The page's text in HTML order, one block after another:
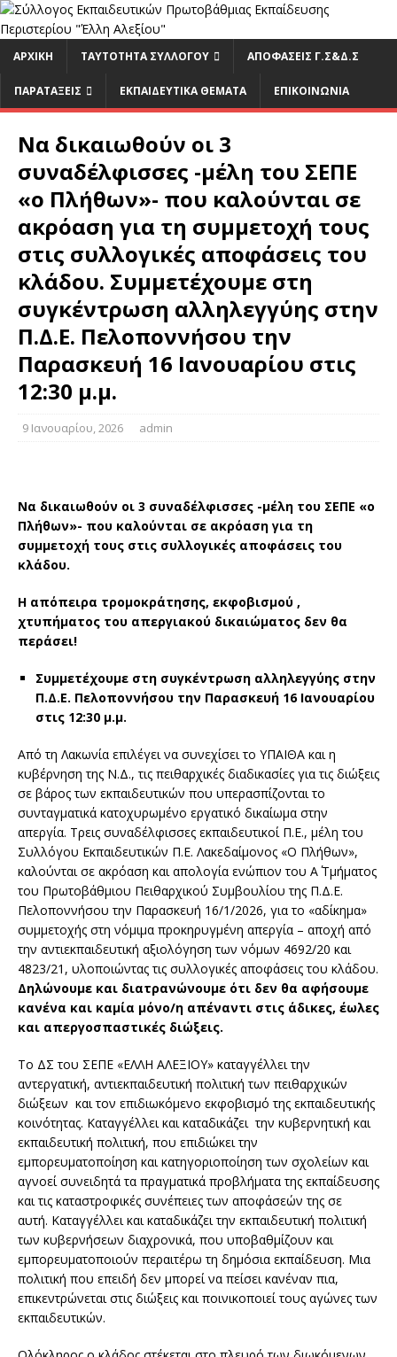
ΑΡΧΙΚΉ ΤΑΥΤΟΤΗΤΑ ΣΥΛΛΟΓΟΥ ΑΠΟΦΑΣΕΙΣ Γ.Σ&Δ.Σ
ΠΑΡΑΤΑΞΕΙΣ ΕΚΠΑΙΔΕΥΤΙΚΆ ΘΈΜΑΤΑ ΕΠΙΚΟΙΝΩΝΊΑ
Να δικαιωθούν οι 3
συναδέλφισσες -μέλη του ΣΕΠΕ
«ο Πλήθων»- που καλούνται σε
ακρόαση για τη συμμετοχή τους
στις συλλογικές αποφάσεις του
κλάδου. Συμμετέχουμε στη
συγκέντρωση αλληλεγγύης στην
Π.Δ.Ε. Πελοποννήσου την
Παρασκευή 16 Ιανουαρίου στις
12:30 μ.μ.
9 Ιανουαρίου, 2026 admin
Να δικαιωθούν οι 3 συναδέλφισσες -μέλη του ΣΕΠΕ «ο
Πλήθων»- που καλούνται σε ακρόαση για τη
συμμετοχή τους στις συλλογικές αποφάσεις του
κλάδου.
Η απόπειρα τρομοκράτησης, εκφοβισμού ,
χτυπήματος του απεργιακού δικαιώματος δεν θα
περάσει!
Συμμετέχουμε στη συγκέντρωση αλληλεγγύης στην
Π.Δ.Ε. Πελοποννήσου την Παρασκευή 16 Ιανουαρίου
στις 12:30 μ.μ.
Από τη Λακωνία επιλέγει να συνεχίσει το ΥΠΑΙΘΑ και η
κυβέρνηση της Ν.Δ., τις πειθαρχικές διαδικασίες για τις διώξεις
σε βάρος των εκπαιδευτικών που υπερασπίζονται το
συνταγματικά κατοχυρωμένο εργατικό δικαίωμα στην
απεργία. Τρεις συναδέλφισσες εκπαιδευτικοί Π.Ε., μέλη του
Συλλόγου Εκπαιδευτικών Π.Ε. Λακεδαίμονος «Ο Πλήθων»,
καλούνται σε ακρόαση και απολογία ενώπιον του Α΄ Τμήματος
του Πρωτοβάθμιου Πειθαρχικού Συμβουλίου της Π.Δ.Ε.
Πελοποννήσου την Παρασκευή 16/1/2026, για το «αδίκημα»
συμμετοχής στη νόμιμα προκηρυγμένη απεργία – αποχή από
την αντιεκπαιδευτική αξιολόγηση των νόμων 4692/20 και
4823/21, υλοποιώντας τις συλλογικές αποφάσεις του κλάδου.
Δηλώνουμε και διατρανώνουμε ότι δεν θα αφήσουμε
κανένα και καμία μόνο/η απέναντι στις άδικες, έωλες
και απεργοσπαστικές διώξεις.
Το ΔΣ του ΣΕΠΕ «ΕΛΛΗ ΑΛΕΞΙΟΥ» καταγγέλλει την
αντεργατική, αντιεκπαιδευτική πολιτική των πειθαρχικών
διώξεων και τον επιδιωκόμενο εκφοβισμό της εκπαιδευτικής
κοινότητας. Καταγγέλλει και καταδικάζει την κυβερνητική και
εκπαιδευτική πολιτική, που επιδιώκει την
εμπορευματοποίηση και κατηγοριοποίηση των σχολείων και
αγνοεί συνειδητά τα πραγματικά προβλήματα της εκπαίδευσης
και τις καταστροφικές συνέπειες των αποφάσεών της σε
αυτή. Καταγγέλλει και καταδικάζει την εκπαιδευτική πολιτική
των κυβερνήσεων διαχρονικά, που υποβαθμίζουν και
εμπορευματοποιούν περαιτέρω τη δημόσια εκπαίδευση. Μια
πολιτική που επειδή δεν μπορεί να πείσει κανέναν πια,
επικεντρώνεται στις διώξεις και ποινικοποιεί τους αγώνες των
εκπαιδευτικών.